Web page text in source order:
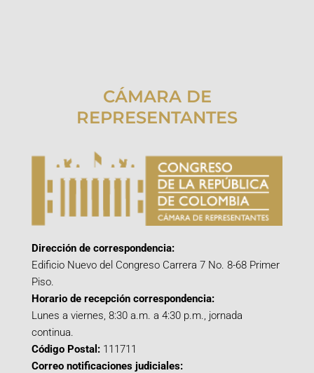
CÁMARA DE
REPRESENTANTES
Dirección de correspondencia:
Edificio Nuevo del Congreso Carrera 7 No. 8-68 Primer
Piso.
Horario de recepción correspondencia:
Lunes a viernes, 8:30 a.m. a 4:30 p.m., jornada
continua.
Código Postal: 111711
Correo notificaciones judiciales: